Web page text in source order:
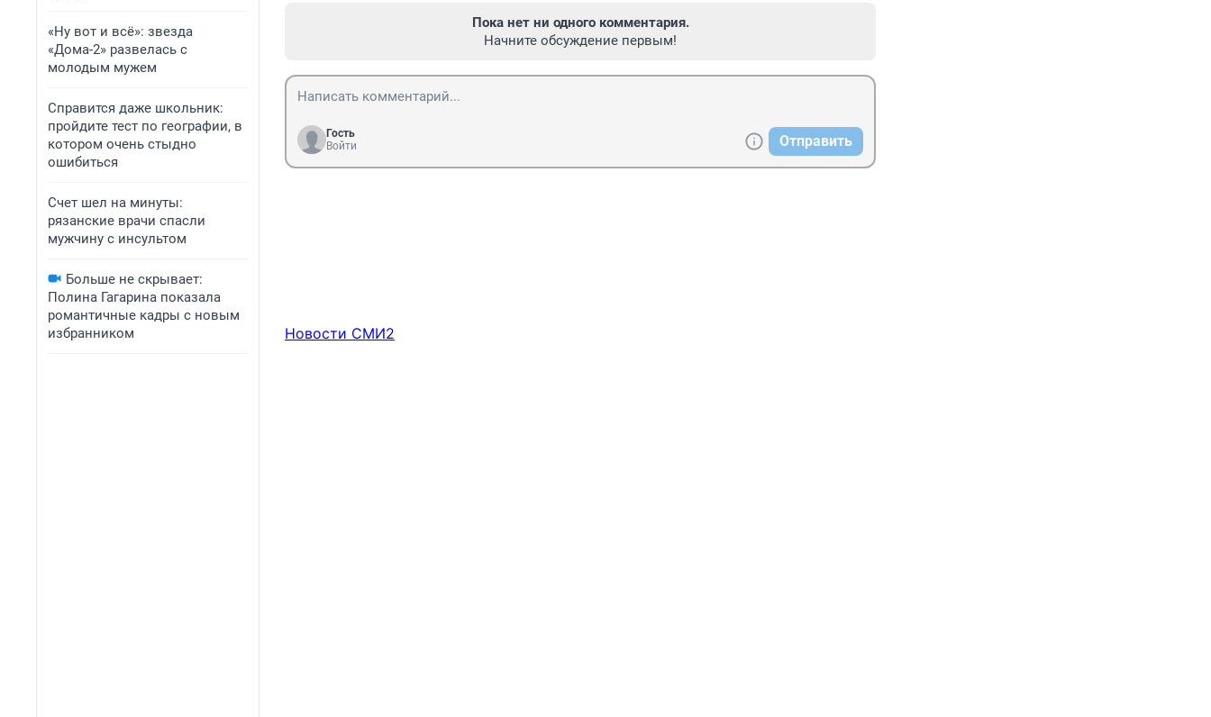
«Ну вот и всё»: звезда
«Дома-2» развелась с
молодым мужем
Справится даже школьник:
пройдите тест по географии, в
котором очень стыдно
ошибиться
Счет шел на минуты:
рязанские врачи спасли
мужчину с инсультом
Больше не скрывает:
Полина Гагарина показала
романтичные кадры с новым
избранником
Пока нет ни одного комментария.
Начните обсуждение первым!
Гость
Войти
Отправить
Новости СМИ2